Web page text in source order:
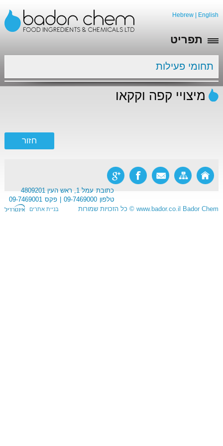
Hebrew English
תפריט
תחומי פעילות
מיצויי קפה וקקאו
כתובת עמל 1, ראש העין 4809201
טלפון 09-7469000 פקס 09-7469001
Bador Chem
www.bador.co.il
© כל הזכויות שמורות בניית אתרים